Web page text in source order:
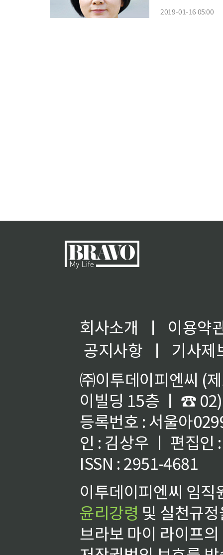
2019-01-16 05:00
회사소개 ㅣ
이용약
공지사항
ㅣ
기사제
㈜이투데이피엔씨 (
이빌딩 15층 ㅣ ☎
등록번호 : 서울아
인 : 김상우 ㅣ 편집인
ISSN : 2951-4681
이투데이피엔씨 임
윤리강령 및 실천규
브라보 마이 라이프